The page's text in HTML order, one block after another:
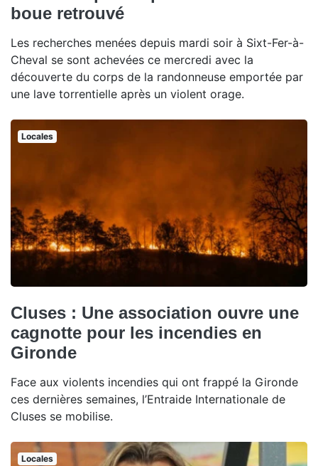
boue retrouvé
Les recherches menées depuis mardi soir à Sixt-Fer-à-
Cheval se sont achevées ce mercredi avec la
découverte du corps de la randonneuse emportée par
une lave torrentielle après un violent orage.
Locales
Cluses : Une association ouvre une
cagnotte pour les incendies en
Gironde
Face aux violents incendies qui ont frappé la Gironde
ces dernières semaines, l’Entraide Internationale de
Cluses se mobilise.
Locales